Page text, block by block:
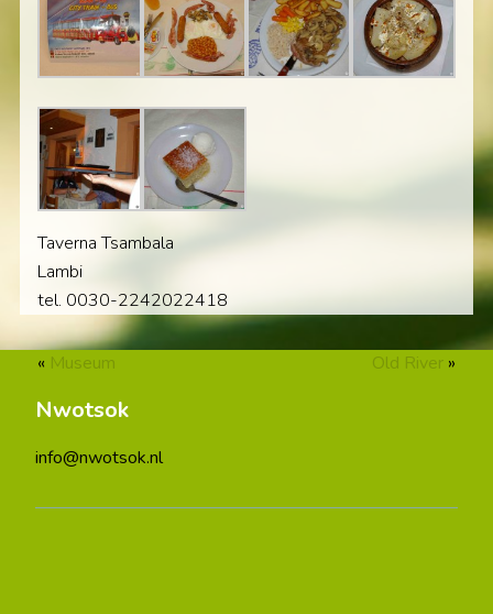
Taverna Tsambala
Lambi
tel. 0030-2242022418
« Museum Old River »
Nwotsok
info@nwotsok.nl